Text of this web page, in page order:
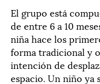
El grupo está
de entre 6 a 10
niña hace los
forma tradicional y
intención de
espacio. Un niño ya